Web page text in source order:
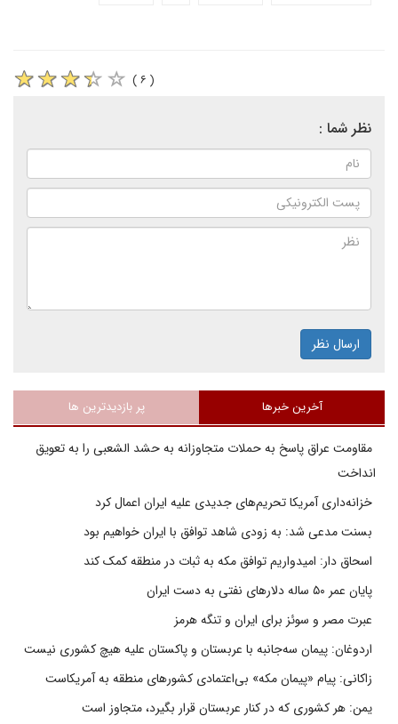
( ۶ )
نظر شما :
ارسال نظر
آخرین خبرها پر بازدیدترین ها
مقاومت عراق پاسخ به حملات متجاوزانه به حشد الشعبی را به تعویق
انداخت
خزانه‌داری آمریکا تحریم‌های جدیدی علیه ایران اعمال کرد
بسنت مدعی شد: به زودی شاهد توافق با ایران خواهیم بود
اسحاق دار: امیدواریم توافق مکه به ثبات در منطقه کمک کند
پایان عمر ۵۰ ساله دلارهای نفتی به دست ایران
عبرت مصر و سوئز برای ایران و تنگه هرمز
اردوغان: پیمان سه‌جانبه با عربستان و پاکستان علیه هیچ کشوری نیست
زاکانی: پیام «پیمان مکه» بی‌اعتمادی کشورهای منطقه به آمریکاست
یمن: هر کشوری که در کنار عربستان قرار بگیرد، متجاوز است